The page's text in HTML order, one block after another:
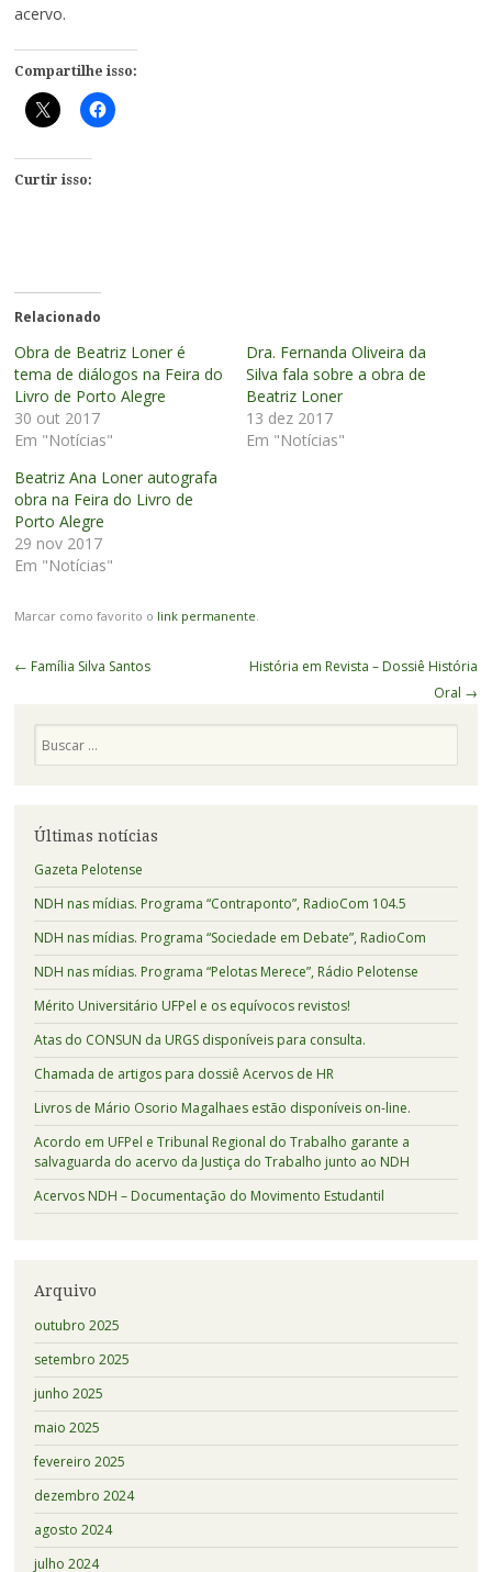
acervo.
Compartilhe isso:
Curtir isso:
Relacionado
Obra de Beatriz Loner é
tema de diálogos na Feira do
Livro de Porto Alegre
30 out 2017
Em "Notícias"
Dra. Fernanda Oliveira da
Silva fala sobre a obra de
Beatriz Loner
13 dez 2017
Em "Notícias"
Beatriz Ana Loner autografa
obra na Feira do Livro de
Porto Alegre
29 nov 2017
Em "Notícias"
Marcar como favorito o link permanente
Navegação
← Família Silva Santos
História em Revista – Dossiê História
Oral →
Últimas notícias
Gazeta Pelotense
NDH nas mídias. Programa “Contraponto”, RadioCom 104.5
NDH nas mídias. Programa “Sociedade em Debate”, RadioCom
NDH nas mídias. Programa “Pelotas Merece”, Rádio Pelotense
Mérito Universitário UFPel e os equívocos revistos!
Atas do CONSUN da URGS disponíveis para consulta.
Chamada de artigos para dossiê Acervos de HR
Livros de Mário Osorio Magalhaes estão disponíveis on-line.
Acordo em UFPel e Tribunal Regional do Trabalho garante a
salvaguarda do acervo da Justiça do Trabalho junto ao NDH
Acervos NDH – Documentação do Movimento Estudantil
Arquivo
outubro 2025
setembro 2025
junho 2025
maio 2025
fevereiro 2025
dezembro 2024
agosto 2024
julho 2024